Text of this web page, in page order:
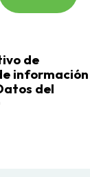
de
información
del